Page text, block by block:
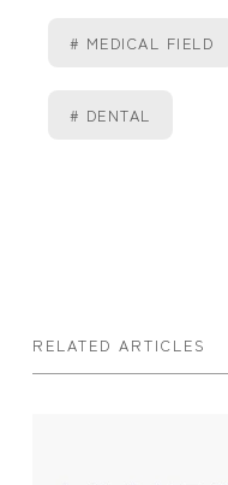
MEDICAL FIELD
DENTAL
RELATED ARTICLES